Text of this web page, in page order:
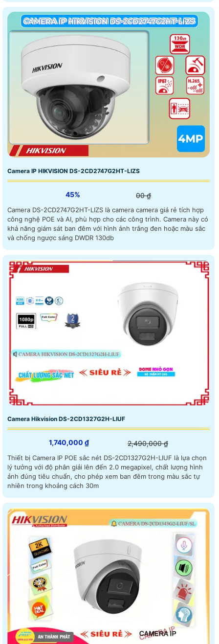
Camera IP HIKVISION DS-2CD2747G2HT-LIZS
45% 00 ₫
Camera DS-2CD2747G2HT-LIZS là camera camera giá rẻ tích hợp
công nghệ POE và AI, phù hợp cho các công trình. Camera này có
khả năng giám sát ban đêm với hình ảnh trắng đen hoặc màu sắc
và chống ngược sáng DWDR 130db
Camera Hikvision DS-2CD1327G2H-LIUF
1,740,000 ₫ 2,490,000 ₫
Thiết bị Camera IP POE sắc nét DS-2CD1327G2H-LIUF là lựa chọn
lý tưởng với độ phân giải lên đến 2.0 megapixel, chất lượng hình
ảnh đúng tiêu chuẩn, cho phép xem ban đêm trong màu sắc tự
nhiên trong khoảng cách 30m